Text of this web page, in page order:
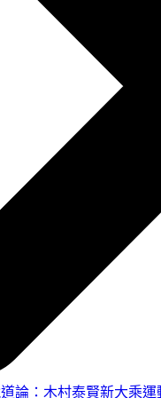
論：木村泰賢新大乘運